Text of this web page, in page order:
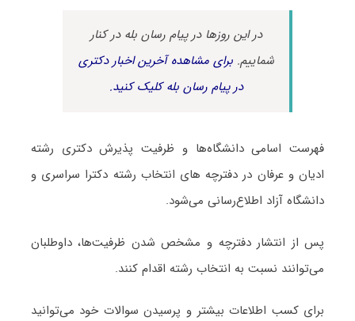
در این روزها در پیام رسان بله در کنار
شماییم.برای مشاهده آخرین اخبار دکتری
در پیام رسان بله کلیک کنید.
فهرست اسامی دانشگاه‌ها و ظرفیت پذیرش دکتری رشته
ادﻳﺎن و ﻋﺮﻓﺎن در دفترچه های انتخاب رشته دکترا سراسری و
دانشگاه آزاد اطلاع‌رسانی می‌شود.
پس از انتشار دفترچه و مشخص شدن ظرفیت‌ها، داوطلبان
می‌توانند نسبت به انتخاب رشته اقدام کنند.
برای کسب اطلاعات بیشتر و پرسیدن سوالات خود می‌توانید